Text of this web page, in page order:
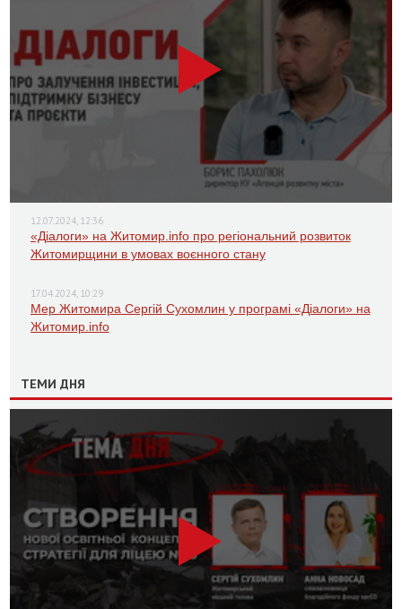
12.07.2024, 12:36
«Діалоги» на Житомир.info про регіональний розвиток
Житомирщини в умовах воєнного стану
17.04.2024, 10:29
Мер Житомира Сергій Сухомлин у програмі «Діалоги» на
Житомир.info
ТЕМИ ДНЯ